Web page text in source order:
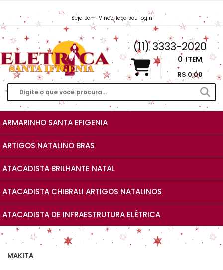
Seja Bem-Vindo, faça seu login
Vendas@EletricaSantaIfigenia.com.br
(11) 3333-2020
0 ITEM
R$ 0,00
ARMARINHO SANTA EFIGENIA
ARTIGOS NATALINO BRAS
ATACADISTA BRILHANTE NATAL
ATACADISTA CHIBRALI ARTIGOS NATALINOS
ATACADISTA DE INFRAESTRUTURA ELÉTRICA
MAKITA